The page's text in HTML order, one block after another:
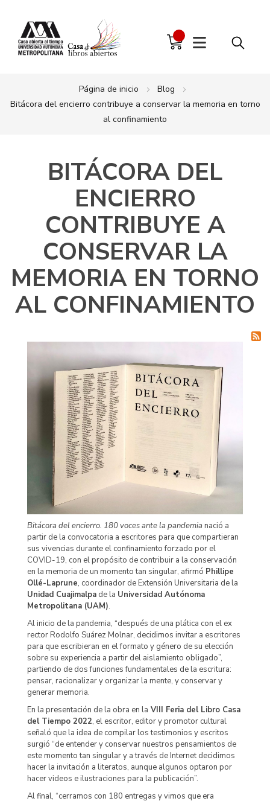
Página de inicio
Blog
Bitácora del encierro contribuye a conservar la memoria en torno
al confinamiento
BITÁCORA DEL
ENCIERRO
CONTRIBUYE A
CONSERVAR LA
MEMORIA EN TORNO
AL CONFINAMIENTO
Bitácora del encierro. 180 voces ante la pandemia nació a
partir de la convocatoria a escritores para que compartieran
sus vivencias durante el confinamiento forzado por el
COVID-19, con el propósito de contribuir a la conservación
en la memoria de un momento tan singular, afirmó Phillipe
Ollé-Laprune, coordinador de Extensión Universitaria de la
Unidad Cuajimalpa de la Universidad Autónoma
Metropolitana (UAM).
Al inicio de la pandemia, “después de una plática con el ex
rector Rodolfo Suárez Molnar, decidimos invitar a escritores
para que escribieran en el formato y género de su elección
sobre su experiencia a partir del aislamiento obligado”,
partiendo de dos funciones fundamentales de la escritura:
pensar, racionalizar y organizar la mente, y conservar y
generar memoria.
En la presentación de la obra en la VIII Feria del Libro Casa
del Tiempo 2022, el escritor, editor y promotor cultural
señaló que la idea de compilar los testimonios y escritos
surgió “de entender y conservar nuestros pensamientos de
este momento tan singular y a través de Internet decidimos
hacer la invitación a literatos, aunque algunos optaron por
hacer videos e ilustraciones para la publicación”.
Al final, “cerramos con 180 entregas y vimos que era